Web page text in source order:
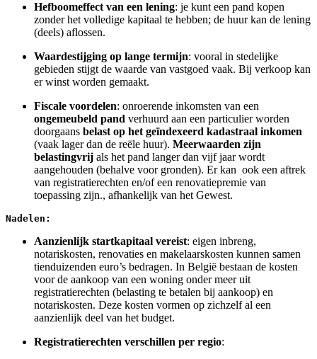
Hefboomeffect van een lening: je kunt een pand kopen
zonder het volledige kapitaal te hebben; de huur kan de lening
(deels) aflossen.
Waardestijging op lange termijn: vooral in stedelijke
gebieden stijgt de waarde van vastgoed vaak. Bij verkoop kan
er winst worden gemaakt.
Fiscale voordelen: onroerende inkomsten van een
ongemeubeld pand verhuurd aan een particulier worden
doorgaans belast op het geïndexeerd kadastraal inkomen
(vaak lager dan de reële huur). Meerwaarden zijn
belastingvrij als het pand langer dan vijf jaar wordt
aangehouden (behalve voor gronden). Er kan ook een aftrek
van registratierechten en/of een renovatiepremie van
toepassing zijn., afhankelijk van het Gewest.
Nadelen:
Aanzienlijk startkapitaal vereist: eigen inbreng,
notariskosten, renovaties en makelaarskosten kunnen samen
tienduizenden euro’s bedragen. In België bestaan ​​de kosten
voor de aankoop van een woning onder meer uit
registratierechten (belasting te betalen bij aankoop) en
notariskosten. Deze kosten vormen op zichzelf al een
aanzienlijk deel van het budget.
Registratierechten verschillen per regio: